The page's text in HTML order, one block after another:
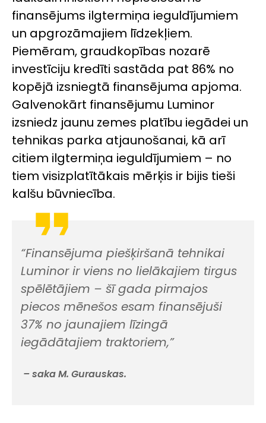
finansējums ilgtermiņa ieguldījumiem
un apgrozāmajiem līdzekļiem.
Piemēram, graudkopības nozarē
investīciju kredīti sastāda pat 86% no
kopējā izsniegtā finansējuma apjoma.
Galvenokārt finansējumu Luminor
izsniedz jaunu zemes platību iegādei un
tehnikas parka atjaunošanai, kā arī
citiem ilgtermiņa ieguldījumiem – no
tiem visizplatītākais mērķis ir bijis tieši
kalšu būvniecība.
“Finansējuma piešķiršanā tehnikai
Luminor ir viens no lielākajiem tirgus
spēlētājiem – šī gada pirmajos
piecos mēnešos esam finansējuši
37% no jaunajiem līzingā
iegādātajiem traktoriem,”
– saka M. Gurauskas.